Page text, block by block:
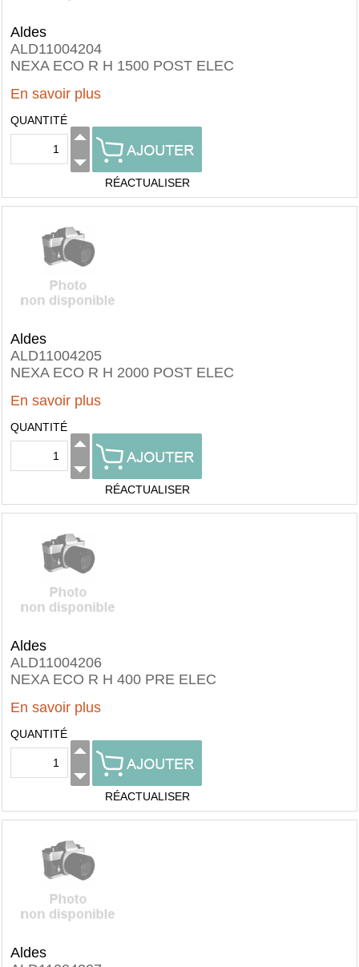
Aldes
ALD11004204
NEXA ECO R H 1500 POST ELEC
En savoir plus
QUANTITÉ
RÉACTUALISER
Aldes
ALD11004205
NEXA ECO R H 2000 POST ELEC
En savoir plus
QUANTITÉ
RÉACTUALISER
Aldes
ALD11004206
NEXA ECO R H 400 PRE ELEC
En savoir plus
QUANTITÉ
RÉACTUALISER
Aldes